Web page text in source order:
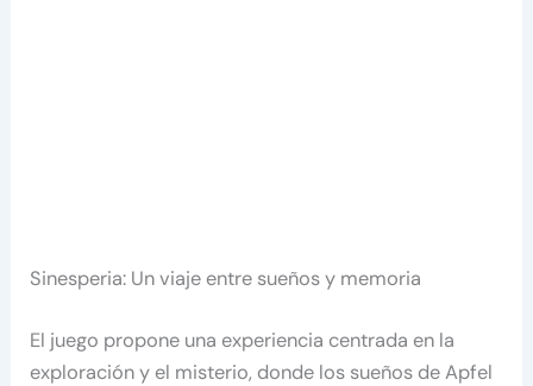
Sinesperia: Un viaje entre sueños y memoria
El juego propone una experiencia centrada en la
exploración y el misterio, donde los sueños de Apfel